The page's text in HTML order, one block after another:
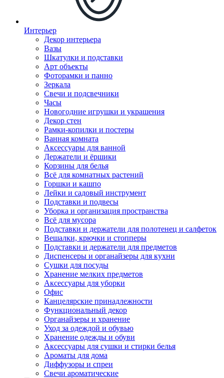
Интерьер
Декор интерьера
Вазы
Шкатулки и подставки
Арт объекты
Фоторамки и панно
Зеркала
Свечи и подсвечники
Часы
Новогодние игрушки и украшения
Декор стен
Рамки-копилки и постеры
Ванная комната
Аксессуары для ванной
Держатели и ёршики
Корзины для белья
Всё для комнатных растений
Горшки и кашпо
Лейки и садовый инструмент
Подставки и подвесы
Уборка и организация пространства
Всё для мусора
Подставки и держатели для полотенец и салфеток
Вешалки, крючки и стопперы
Подставки и держатели для предметов
Диспенсеры и органайзеры для кухни
Сушки для посуды
Хранение мелких предметов
Аксессуары для уборки
Офис
Канцелярские принадлежности
Функциональный декор
Органайзеры и хранение
Уход за одеждой и обувью
Хранение одежды и обуви
Аксессуары для сушки и стирки белья
Ароматы для дома
Диффузоры и спреи
Свечи ароматические